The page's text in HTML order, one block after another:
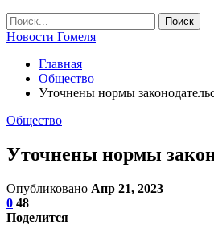
Новости Гомеля
Главная
Общество
Уточнены нормы
Общество
Уточнены нормы
Опубликовано Апр 21, 2023
0 48
Поделится